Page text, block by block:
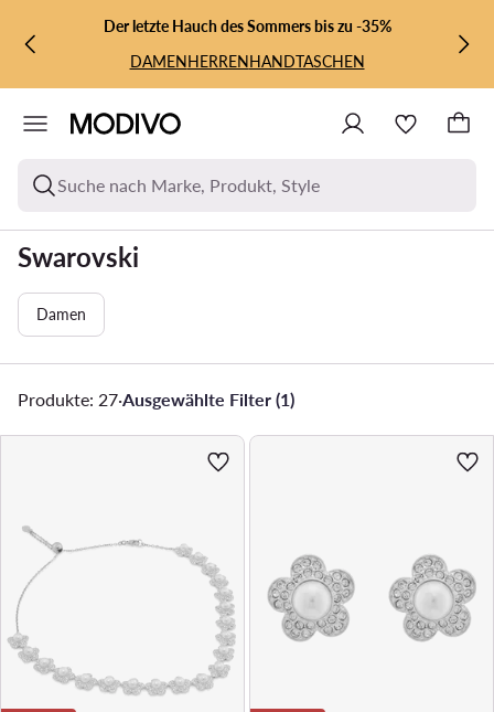
ZUM HAUPTINHALT SPRINGEN
ZUR SUCHEDer letzte Hauch des Sommers bis zu -35%
DAMENHERRENHANDTASCHEN
Suche nach Marke, Produkt, Style
Swarovski
Damen
Produkte: 27·Ausgewählte Filter (1)